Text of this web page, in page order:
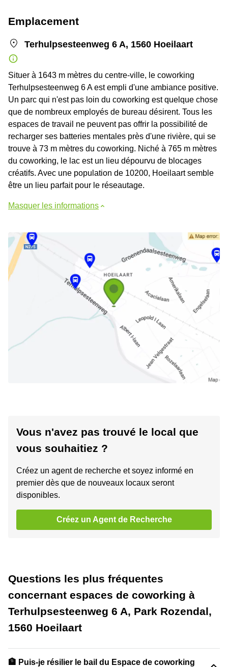
Emplacement
Terhulpsesteenweg 6 A, 1560 Hoeilaart
Situer à 1643 m mètres du centre-ville, le coworking
Terhulpsesteenweg 6 A est empli d'une ambiance positive.
Un parc qui n'est pas loin du coworking est quelque chose
que de nombreux employés de bureau désirent. Tous les
espaces de travail ne peuvent pas offrir la possibilité de
recharger ses batteries mentales près d'une rivière, qui se
trouve à 73 m mètres du coworking. Niché à 765 m mètres
du coworking, le lac est un lieu dépourvu de blocages
créatifs. Avec une population de 10200, Hoeilaart semble
être un lieu parfait pour le réseautage.
Masquer les informations
Vous n'avez pas trouvé le local que
vous souhaitiez ?
Créez un agent de recherche et soyez informé en
premier dès que de nouveaux locaux seront
disponibles.
Créez un Agent de Recherche
Questions les plus fréquentes
concernant espaces de coworking à
Terhulpsesteenweg 6 A, Park Rozendal,
1560 Hoeilaart
🏦 Puis-je résilier le bail du Espace de coworking